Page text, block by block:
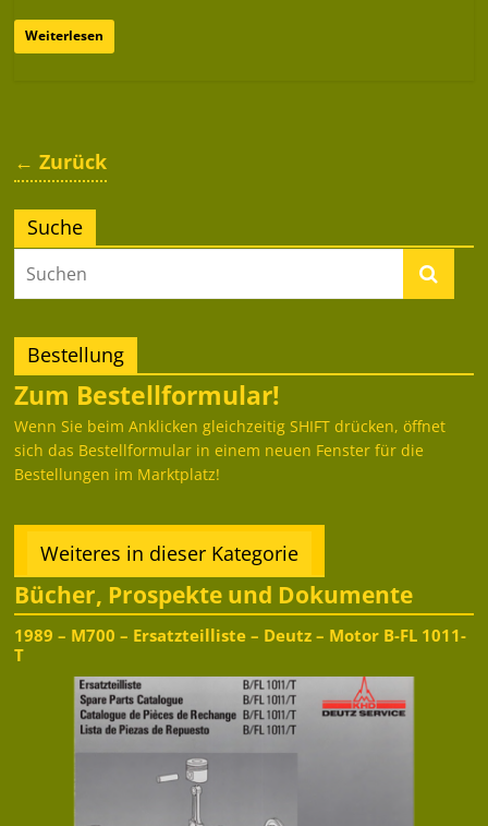
Weiterlesen
← Zurück
Suche
Bestellung
Zum Bestellformular!
Wenn Sie beim Anklicken gleichzeitig SHIFT drücken, öffnet
sich das Bestellformular in einem neuen Fenster für die
Bestellungen im Marktplatz!
Weiteres in dieser Kategorie
Bücher, Prospekte und Dokumente
1989 – M700 – Ersatzteilliste – Deutz – Motor B-FL 1011-
T